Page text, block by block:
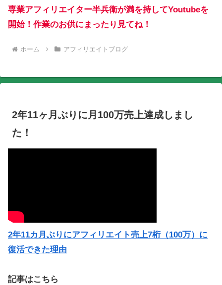
専業アフィリエイター半兵衛が満を持してYoutubeを
開始！作業のお供にまったり見てね！
ホーム アフィリエイトブログ
2年11ヶ月ぶりに月100万売上達成しまし
た！
2年11カ月ぶりにアフィリエイト売上7桁（100万）に
復活できた理由
記事はこちら